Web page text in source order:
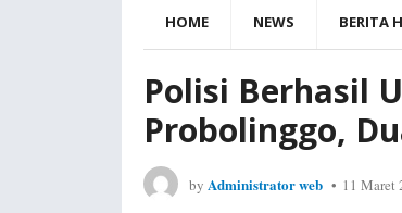
HOME NEWS BERITA
Polisi Berhasil
Probolinggo,
by Administrator web 11 Maret